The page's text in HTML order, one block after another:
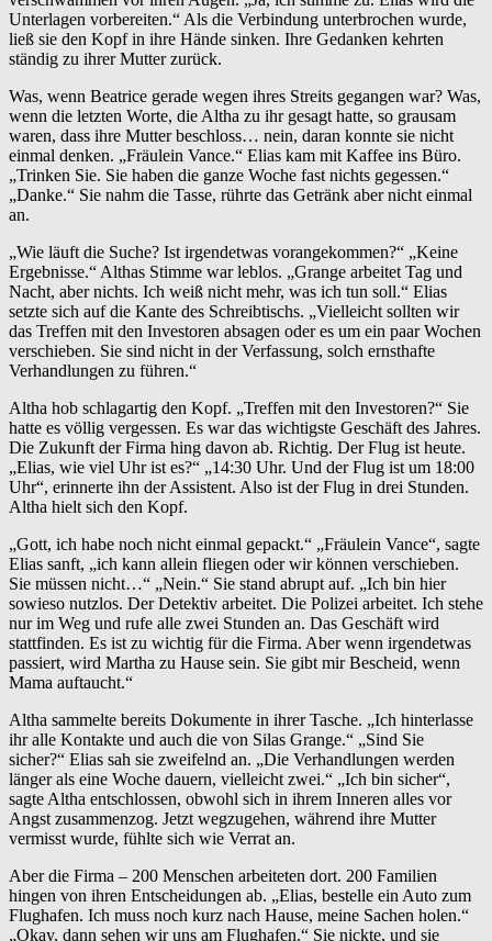
Unterlagen vorbereiten.“ Als die Verbindung unterbrochen wurde,
ließ sie den Kopf in ihre Hände sinken. Ihre Gedanken kehrten
ständig zu ihrer Mutter zurück.
Was, wenn Beatrice gerade wegen ihres Streits gegangen war? Was,
wenn die letzten Worte, die Altha zu ihr gesagt hatte, so grausam
waren, dass ihre Mutter beschloss… nein, daran konnte sie nicht
einmal denken. „Fräulein Vance.“ Elias kam mit Kaffee ins Büro.
„Trinken Sie. Sie haben die ganze Woche fast nichts gegessen.“
„Danke.“ Sie nahm die Tasse, rührte das Getränk aber nicht einmal
an.
„Wie läuft die Suche? Ist irgendetwas vorangekommen?“ „Keine
Ergebnisse.“ Althas Stimme war leblos. „Grange arbeitet Tag und
Nacht, aber nichts. Ich weiß nicht mehr, was ich tun soll.“ Elias
setzte sich auf die Kante des Schreibtischs. „Vielleicht sollten wir
das Treffen mit den Investoren absagen oder es um ein paar Wochen
verschieben. Sie sind nicht in der Verfassung, solch ernsthafte
Verhandlungen zu führen.“
Altha hob schlagartig den Kopf. „Treffen mit den Investoren?“ Sie
hatte es völlig vergessen. Es war das wichtigste Geschäft des Jahres.
Die Zukunft der Firma hing davon ab. Richtig. Der Flug ist heute.
„Elias, wie viel Uhr ist es?“ „14:30 Uhr. Und der Flug ist um 18:00
Uhr“, erinnerte ihn der Assistent. Also ist der Flug in drei Stunden.
Altha hielt sich den Kopf.
„Gott, ich habe noch nicht einmal gepackt.“ „Fräulein Vance“, sagte
Elias sanft, „ich kann allein fliegen oder wir können verschieben.
Sie müssen nicht…“ „Nein.“ Sie stand abrupt auf. „Ich bin hier
sowieso nutzlos. Der Detektiv arbeitet. Die Polizei arbeitet. Ich stehe
nur im Weg und rufe alle zwei Stunden an. Das Geschäft wird
stattfinden. Es ist zu wichtig für die Firma. Aber wenn irgendetwas
passiert, wird Martha zu Hause sein. Sie gibt mir Bescheid, wenn
Mama auftaucht.“
Altha sammelte bereits Dokumente in ihrer Tasche. „Ich hinterlasse
ihr alle Kontakte und auch die von Silas Grange.“ „Sind Sie
sicher?“ Elias sah sie zweifelnd an. „Die Verhandlungen werden
länger als eine Woche dauern, vielleicht zwei.“ „Ich bin sicher“,
sagte Altha entschlossen, obwohl sich in ihrem Inneren alles vor
Angst zusammenzog. Jetzt wegzugehen, während ihre Mutter
vermisst wurde, fühlte sich wie Verrat an.
Aber die Firma – 200 Menschen arbeiteten dort. 200 Familien
hingen von ihren Entscheidungen ab. „Elias, bestelle ein Auto zum
Flughafen. Ich muss noch kurz nach Hause, meine Sachen holen.“
„Okay, dann sehen wir uns am Flughafen.“ Sie nickte, und sie